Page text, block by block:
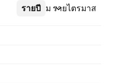
รายปี รายไตรมาส
เพิ่มเติม